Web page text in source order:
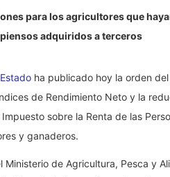
para los agricultores que
adquiridos a terceros
ha publicado hoy la orden
de Rendimiento Neto y la
sobre la Renta de las
y ganaderos.
de Agricultura, Pesca y